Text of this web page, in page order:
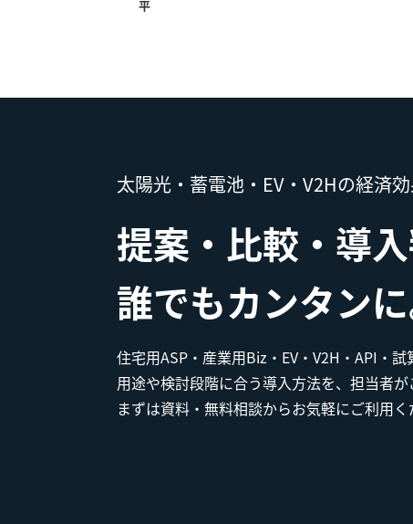
平
太陽光・蓄電池・EV・V2Hの経済
提案・比較・導
誰でもカンタンに
住宅用ASP・産業用Biz・EV・V2H・API・試
用途や検討段階に合う導入方法を、担当者が
まずは資料・無料相談からお気軽にご利用く